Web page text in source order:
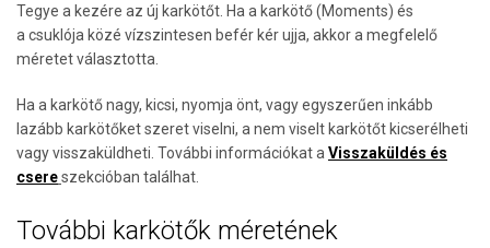
Tegye a kezére az új karkötőt. Ha a karkötő (Moments) és
a csuklója közé vízszintesen befér kér ujja, akkor a megfelelő
méretet választotta.
Ha a karkötő nagy, kicsi, nyomja önt, vagy egyszerűen inkább
lazább karkötőket szeret viselni, a nem viselt karkötőt kicserélheti
vagy visszaküldheti. További információkat a Visszaküldés és
csereszekcióban találhat.
További karkötők méretének